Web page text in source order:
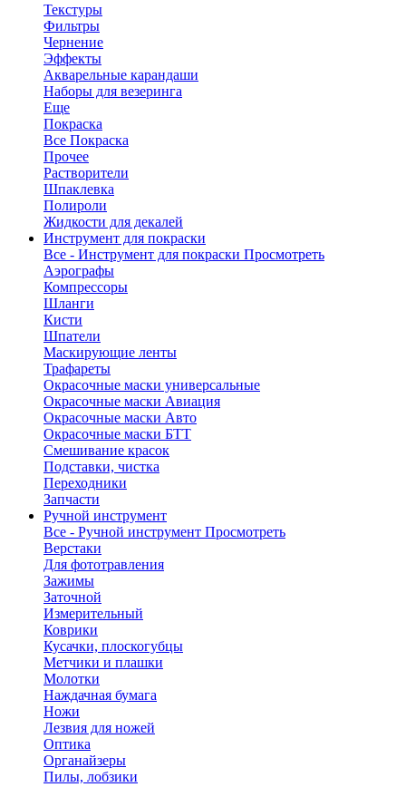
Текстуры
Фильтры
Чернение
Эффекты
Акварельные карандаши
Наборы для везеринга
Еще
Покраска
Все Покраска
Прочее
Растворители
Шпаклевка
Полироли
Жидкости для декалей
Инструмент для покраски
Все - Инструмент для покраски Просмотреть
Аэрографы
Компрессоры
Шланги
Кисти
Шпатели
Маскирующие ленты
Трафареты
Окрасочные маски универсальные
Окрасочные маски Авиация
Окрасочные маски Авто
Окрасочные маски БТТ
Смешивание красок
Подставки, чистка
Переходники
Запчасти
Ручной инструмент
Все - Ручной инструмент Просмотреть
Верстаки
Для фототравления
Зажимы
Заточной
Измерительный
Коврики
Кусачки, плоскогубцы
Метчики и плашки
Молотки
Наждачная бумага
Ножи
Лезвия для ножей
Оптика
Органайзеры
Пилы, лобзики